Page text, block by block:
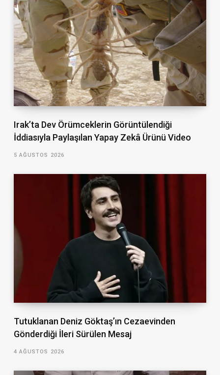
Irak’ta Dev Örümceklerin Görüntülendiği
İddiasıyla Paylaşılan Yapay Zekâ Ürünü Video
5 AĞUSTOS 2026
Tutuklanan Deniz Göktaş’ın Cezaevinden
Gönderdiği İleri Sürülen Mesaj
4 AĞUSTOS 2026